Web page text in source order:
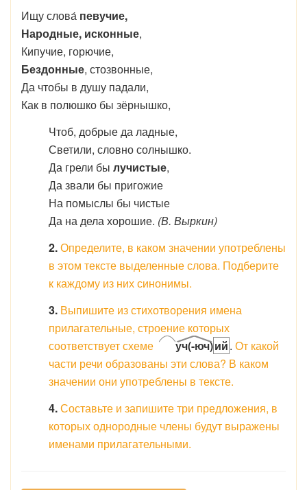
Ищу слова́ певучие,
Народные, исконные,
Кипучие, горючие,
Бездонные, стозвонные,
Да чтобы в душу падали,
Как в полюшко бы зёрнышко,
Чтоб, добрые да ладные,
Светили, словно солнышко.
Да грели бы лучистые,
Да звали бы пригожие
На помыслы бы чистые
Да на дела хорошие. (В. Выркин)
2.Определите, в каком значении употреблены
в этом тексте выделенные слова. Подберите
к каждому из них синонимы.
3. Выпишите из стихотворения имена
прилагательные, строение которых
соответствует схеме
уч(-юч)ий. От какой
части речи образованы эти слова? В каком
значении они употреблены в тексте.
4.Составьте и запишите три предложения, в
которых однородные члены будут выражены
именами прилагательными.